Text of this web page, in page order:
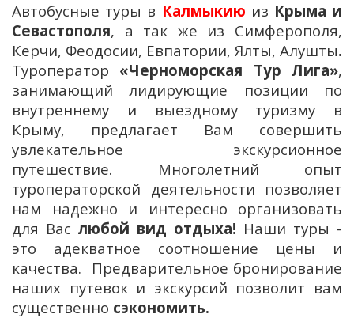
Автобусные туры в Калмыкию из Крыма и
Севастополя, а так же из Симферополя,
Керчи, Феодосии, Евпатории, Ялты, Алушты.
Туроператор «Черноморская Тур Лига»,
занимающий лидирующие позиции по
внутреннему и выездному туризму в
Крыму, предлагает Вам совершить
увлекательное экскурсионное
путешествие. Многолетний опыт
туроператорской деятельности позволяет
нам надежно и интересно организовать
для Вас любой вид отдыха! Наши туры -
это адекватное соотношение цены и
качества. Предварительное бронирование
наших путевок и экскурсий позволит вам
существенно сэкономить.